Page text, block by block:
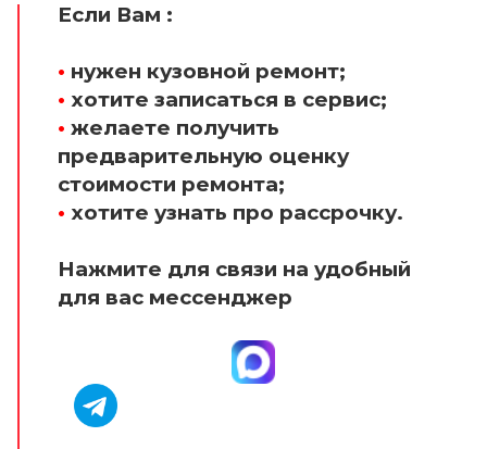
Если Вам :
• нужен кузовной ремонт;
• хотите записаться в сервис;
• желаете получить
предварительную оценку
стоимости ремонта;
• хотите узнать про рассрочку.
Нажмите для связи на удобный
для вас мессенджер